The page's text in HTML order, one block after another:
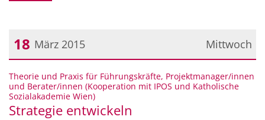
Mittwoch
18 März 2015
Datum: 18. März 2015
Theorie und Praxis für Führungskräfte, Projektmanager/innen
und Berater/innen (Kooperation mit IPOS und Katholische
Sozialakademie Wien):
Strategie entwickeln